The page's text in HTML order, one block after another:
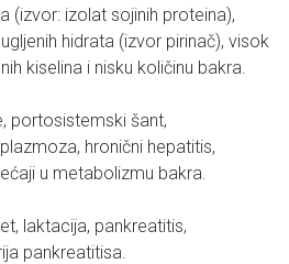
(izvor: izolat sojinih proteina),
hidrata (izvor pirinač), visok
kiselina i nisku količinu bakra.
portosistemski šant,
hronični hepatitis,
u metabolizmu bakra.
laktacija, pankreatitis,
pankreatitisa.